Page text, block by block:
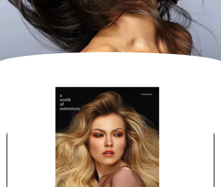
Προκαθορισμένη ταξινόμηση